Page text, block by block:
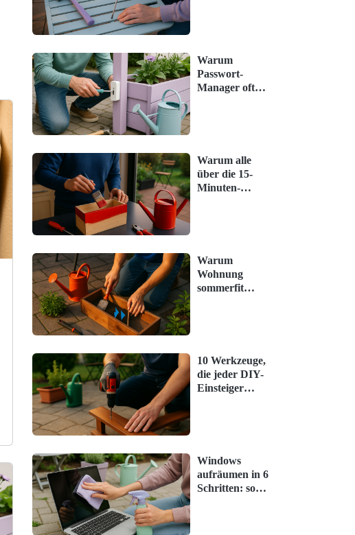
Warum
Passwort-
Manager oft
Warum alle
über die 15-
Minuten-
Warum
Wohnung
sommerfit
10 Werkzeuge,
die jeder DIY-
Einsteiger
Windows
aufräumen in 6
Schritten: so